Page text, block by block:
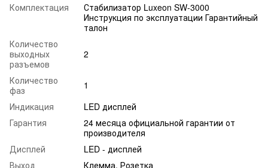
Комплектация
Стабилизатор Luxeon SW-3000
Инструкция по эксплуатации Гарантийный
талон
Количество
выходных
разъемов
2
Количество
фаз
1
Индикация
LED дисплей
Гарантия
24 месяца официальной гарантии от
производителя
Дисплей
LED - дисплей
Выход
Клемма, Розетка